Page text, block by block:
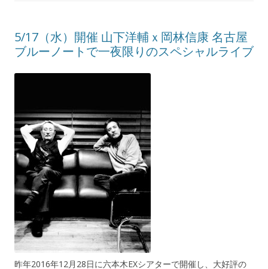
5/17（水）開催 山下洋輔ｘ岡林信康 名古屋
ブルーノートで一夜限りのスペシャルライブ
昨年2016年12月28日に六本木EXシアターで開催し、大好評の